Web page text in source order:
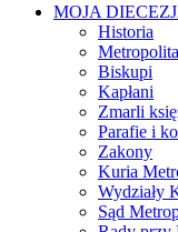
MOJA
Historia
Metropolita
Biskupi
Kapłani
Zmarli
Parafie i
Zakony
Kuria
Wydziały
Sąd